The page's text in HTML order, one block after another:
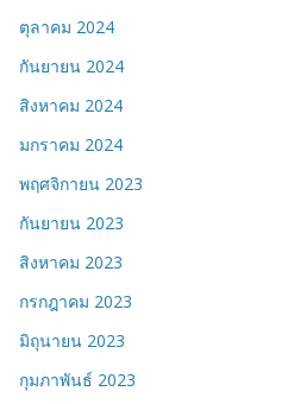
ตุลาคม 2024
กันยายน 2024
สิงหาคม 2024
มกราคม 2024
พฤศจิกายน 2023
กันยายน 2023
สิงหาคม 2023
กรกฎาคม 2023
มิถุนายน 2023
กุมภาพันธ์ 2023